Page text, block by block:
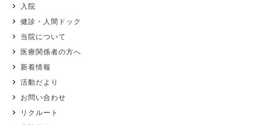
入院
健診・人間ドック
当院について
医療関係者の方へ
新着情報
活動だより
お問い合わせ
リクルート